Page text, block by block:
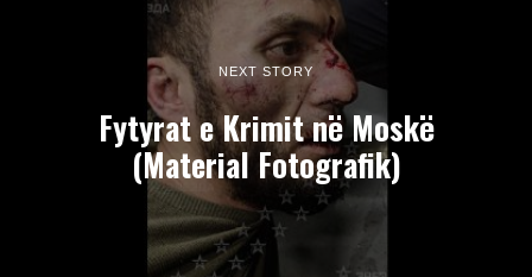
NEXT STORY
Fytyrat e Krimit në Moskë
(Material Fotografik)